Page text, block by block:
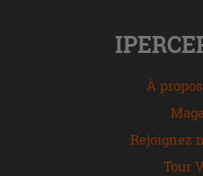
À
Rejoignez
Tour